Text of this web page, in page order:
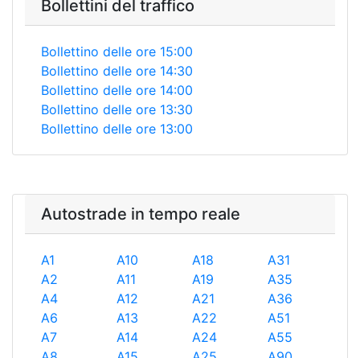
Bollettini del traffico
Bollettino delle ore 15:00
Bollettino delle ore 14:30
Bollettino delle ore 14:00
Bollettino delle ore 13:30
Bollettino delle ore 13:00
Autostrade in tempo reale
A1
A2
A4
A6
A7
A10
A11
A12
A13
A14
A18
A19
A21
A22
A24
A31
A35
A36
A51
A55